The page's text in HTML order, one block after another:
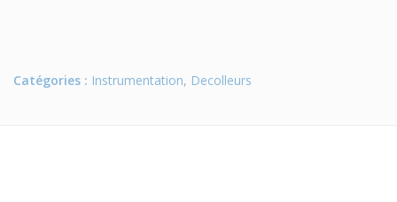
Catégories : Instrumentation, Decolleurs